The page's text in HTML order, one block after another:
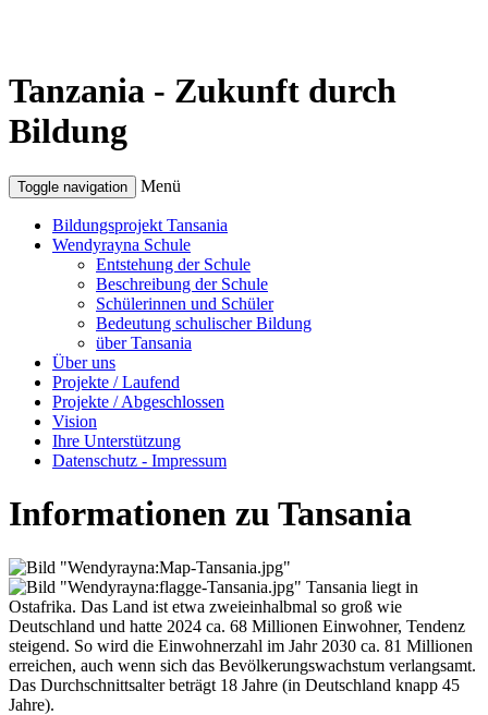
Tanzania - Zukunft durch
Bildung
Toggle navigation Menü
Bildungsprojekt Tansania
Wendyrayna Schule
Entstehung der Schule
Beschreibung der Schule
Schülerinnen und Schüler
Bedeutung schulischer Bildung
über Tansania
Über uns
Projekte / Laufend
Projekte / Abgeschlossen
Vision
Ihre Unterstützung
Datenschutz - Impressum
Informationen zu Tansania
Tansania liegt in
Ostafrika. Das Land ist etwa zweieinhalbmal so groß wie
Deutschland und hatte 2024 ca. 68 Millionen Einwohner, Tendenz
steigend. So wird die Einwohnerzahl im Jahr 2030 ca. 81 Millionen
erreichen, auch wenn sich das Bevölkerungswachstum verlangsamt.
Das Durchschnittsalter beträgt 18 Jahre (in Deutschland knapp 45
Jahre).